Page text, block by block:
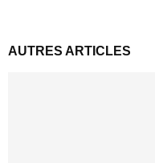
AUTRES ARTICLES